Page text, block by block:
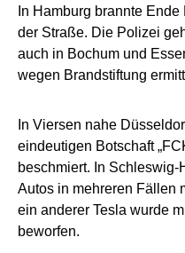
In Hamburg brannte
der Straße. Die Polizei
auch in Bochum und
wegen Brandstiftung
In Viersen nahe
eindeutigen Botschaft
beschmiert. In
Autos in mehreren Fällen
ein anderer Tesla wurde
beworfen.